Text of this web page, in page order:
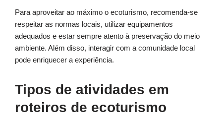
Para aproveitar ao máximo o ecoturismo, recomenda-se
respeitar as normas locais, utilizar equipamentos
adequados e estar sempre atento à preservação do meio
ambiente. Além disso, interagir com a comunidade local
pode enriquecer a experiência.
Tipos de atividades em
roteiros de ecoturismo